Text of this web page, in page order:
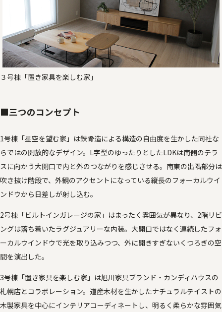
３号棟「置き家具を楽しむ家」
■三つのコンセプト
1号棟「星空を望む家」は鉄骨造による構造の自由度を生かした同社な
らではの開放的なデザイン。L字型のゆったりとしたLDKは南側のテラ
スに向かう大開口で内と外のつながりを感じさせる。南東の出隅部分は
吹き抜け階段で、外観のアクセントになっている縦長のフォーカルウイ
ンドウから日差しが射し込む。
2号棟「ビルトインガレージの家」はまったく雰囲気が異なり、2階リビ
ングは落ち着いたラグジュアリーな内装。大開口ではなく連続したフォ
ーカルウインドウで光を取り込みつつ、外に開きすぎないくつろぎの空
間を演出した。
3号棟「置き家具を楽しむ家」は旭川家具ブランド・カンディハウスの
札幌店とコラボレーション。道産木材を生かしたナチュラルテイストの
木製家具を中心にインテリアコーディネートし、明るく柔らかな雰囲気